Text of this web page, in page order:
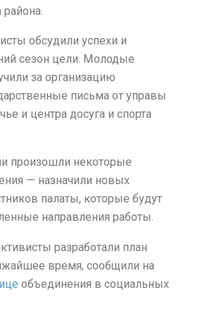
обсудили успехи и
сезон цели. Молодые
за организацию
письма от управы
и центра досуга и спорта
произошли некоторые
— назначили новых
палаты, которые будут
направления работы.
разработали план
время, сообщили на
объединения в социальных